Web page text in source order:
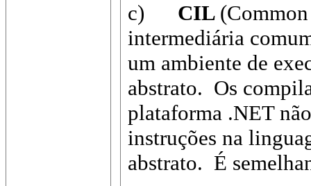
c) CIL
intermediária
um ambiente de
abstrato. Os
plataforma .NET
instruções na
abstrato. É